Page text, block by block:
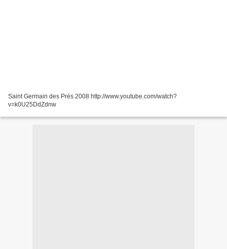
Saint Germain des Prés 2008 http://www.youtube.com/watch?
v=k0U25DdZdnw